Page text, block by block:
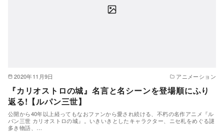
2020年11月9日 アニメーション
『カリオストロの城』名言と名シーンを登場順にふり
返る!【ルパン三世】
公開から40年以上経ってもなおファンから愛され続ける、不朽の名作アニメ『ル
パン三世 カリオストロの城』。いきいきとしたキャラクター、ニセ札をめぐる謎
多き物語、…